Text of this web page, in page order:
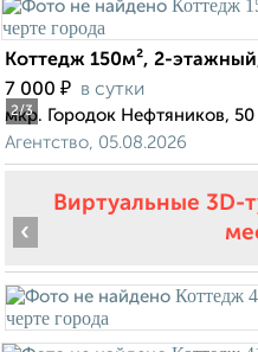
2/3
Коттедж 150м², 2-
7 000 ₽ в сутки
мкр. Городок Нефтяников, 50
Агентство, 05.08.2026
Виртуальные
‹